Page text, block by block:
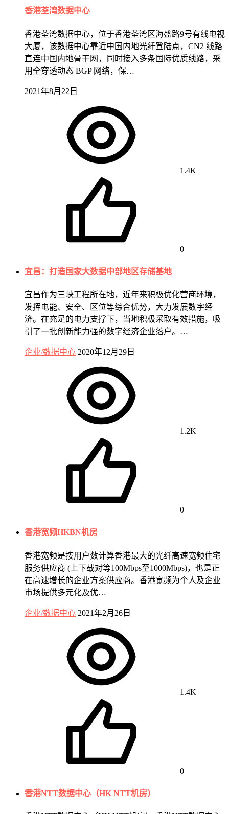
香港荃湾数据中心
香港荃湾数据中心，位于香港荃湾区海盛路9号有线电视
大厦，该数据中心靠近中国内地光纤登陆点，CN2 线路
直连中国内地骨干网，同时接入多条国际优质线路，采
用全穿透动态 BGP 网络，保…
2021年8月22日
1.4K
0
宜昌：打造国家大数据中部地区存储基地
宜昌作为三峡工程所在地，近年来积极优化营商环境，
发挥电能、安全、区位等综合优势，大力发展数字经
济。在充足的电力支撑下，当地积极采取有效措施，吸
引了一批创新能力强的数字经济企业落户。…
企业/数据中心 2020年12月29日
1.2K
0
香港宽频HKBN机房
香港宽频是按用户数计算香港最大的光纤高速宽频住宅
服务供应商 (上下载对等100Mbps至1000Mbps)，也是正
在高速增长的企业方案供应商。香港宽频为个人及企业
市场提供多元化及优…
企业/数据中心 2021年2月26日
1.4K
0
香港NTT数据中心（HK NTT机房）